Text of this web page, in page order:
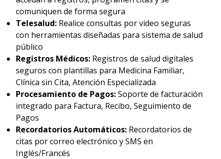
comuniquen de forma segura
Telesalud: Realice consultas por video seguras
con herramientas diseñadas para sistema de salud
público
Registros Médicos: Registros de salud digitales
seguros con plantillas para Medicina Familiar,
Clínica sin Cita, Atención Especializada
Procesamiento de Pagos:Soporte de facturación
integrado para Factura, Recibo, Seguimiento de
Pagos
Recordatorios Automáticos: Recordatorios de
citas por correo electrónico y SMS en
Inglés/Francés